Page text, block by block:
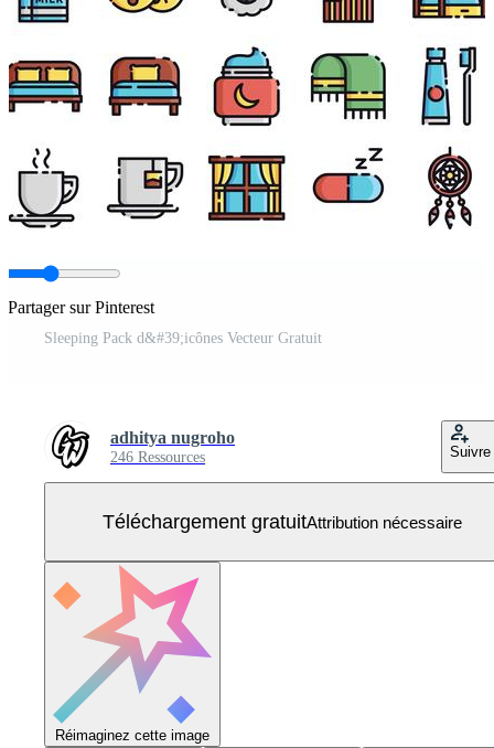
Partager sur Pinterest
Sleeping Pack d&#39;icônes Vecteur Gratuit
adhitya nugroho
246 Ressources Suivre
Téléchargement gratuitAttribution nécessaire
Réimaginez cette image